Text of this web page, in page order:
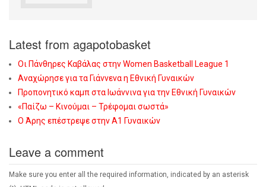
Latest from agapotobasket
Οι Πάνθηρες Καβάλας στην Women Basketball League 1
Αναχώρησε για τα Γιάννενα η Εθνική Γυναικών
Προπονητικό καμπ στα Ιωάννινα για την Εθνική Γυναικών
«Παίζω – Κινούμαι – Τρέφομαι σωστά»
Ο Άρης επέστρεψε στην Α1 Γυναικών
Leave a comment
Make sure you enter all the required information, indicated by an asterisk